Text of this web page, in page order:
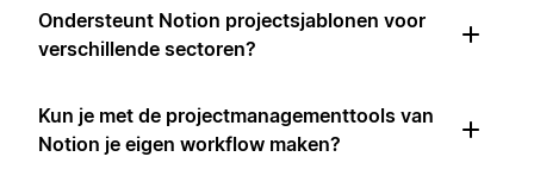
Ondersteunt Notion projectsjablonen voor
verschillende sectoren?
Kun je met de projectmanagementtools van
Notion je eigen workflow maken?